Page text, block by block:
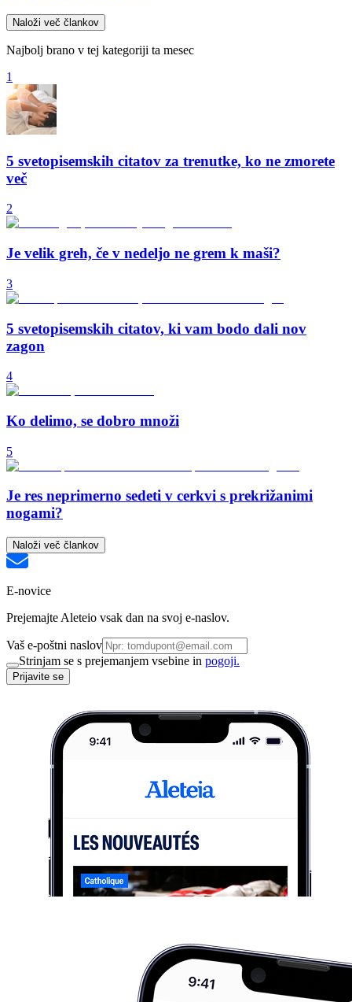
Naloži več člankov
Najbolj brano v tej kategoriji ta mesec
1
5 svetopisemskih citatov za trenutke, ko ne zmorete
več
2
Je velik greh, če v nedeljo ne grem k maši?
3
5 svetopisemskih citatov, ki vam bodo dali nov
zagon
4
Ko delimo, se dobro množi
5
Je res neprimerno sedeti v cerkvi s prekrižanimi
nogami?
Naloži več člankov
E-novice
Prejemajte Aleteio vsak dan na svoj e-naslov.
Vaš e-poštni naslov
Strinjam se s prejemanjem vsebine in pogoji.
Prijavite se